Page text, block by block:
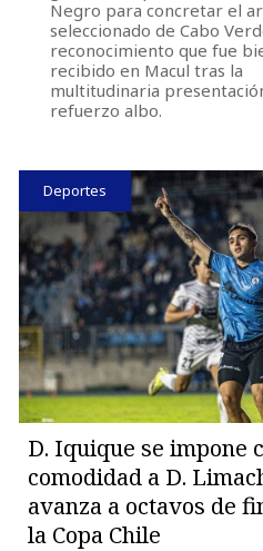
Negro para concretar el
seleccionado de Cabo
reconocimiento que fue
recibido en Macul tras la
multitudinaria
refuerzo albo.
Deportes
D. Iquique se impone
comodidad a D.
avanza a octavos de
la Copa Chile